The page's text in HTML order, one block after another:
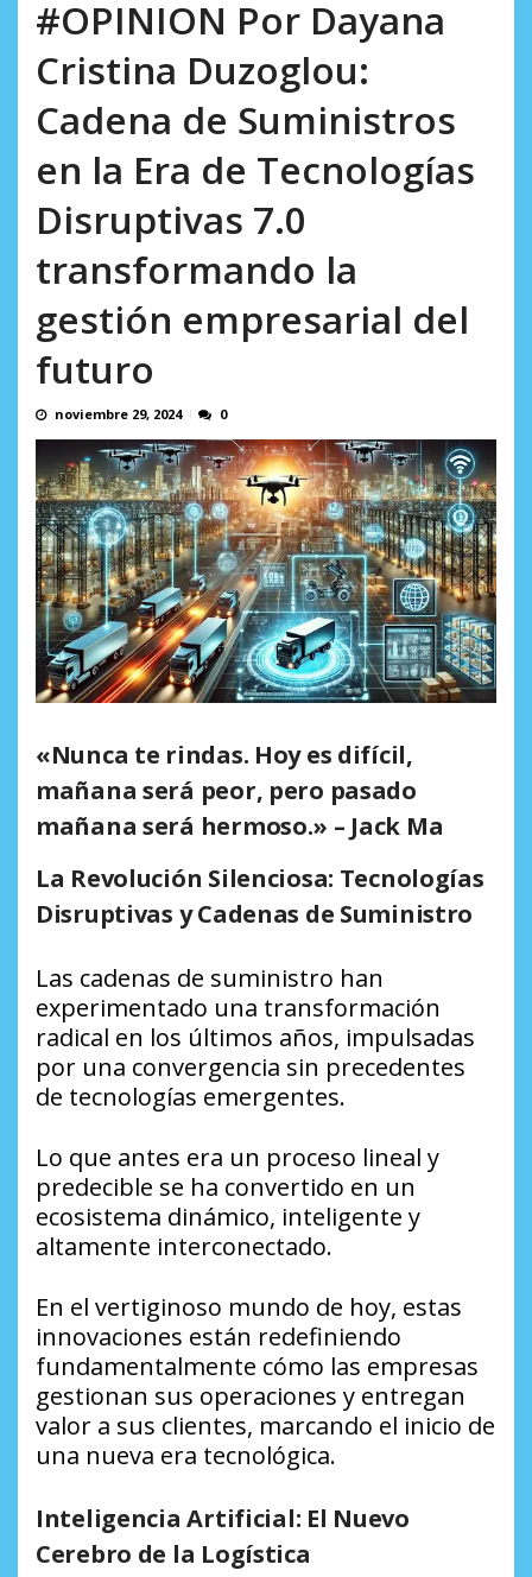
#OPINION Por Dayana
Cristina Duzoglou:
Cadena de Suministros
en la Era de Tecnologías
Disruptivas 7.0
transformando la
gestión empresarial del
futuro
noviembre 29, 2024 0
«Nunca te rindas. Hoy es difícil,
mañana será peor, pero pasado
mañana será hermoso.» – Jack Ma
La Revolución Silenciosa: Tecnologías
Disruptivas y Cadenas de Suministro
Las cadenas de suministro han
experimentado una transformación
radical en los últimos años, impulsadas
por una convergencia sin precedentes
de tecnologías emergentes.
Lo que antes era un proceso lineal y
predecible se ha convertido en un
ecosistema dinámico, inteligente y
altamente interconectado.
En el vertiginoso mundo de hoy, estas
innovaciones están redefiniendo
fundamentalmente cómo las empresas
gestionan sus operaciones y entregan
valor a sus clientes, marcando el inicio de
una nueva era tecnológica.
Inteligencia Artificial: El Nuevo
Cerebro de la Logística